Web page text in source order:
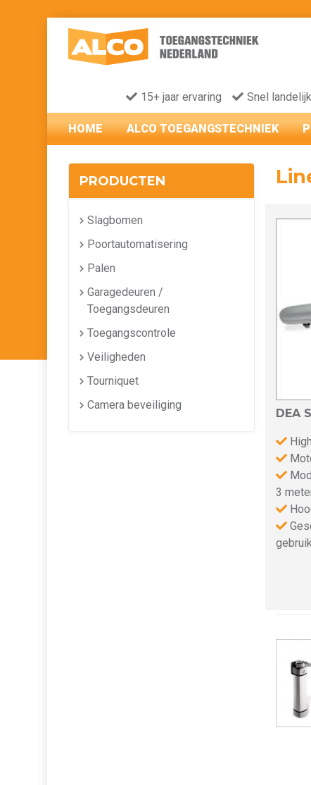
15+ jaar ervaring Snel
HOME ALCO TOEGANGSTECHNIEK
PRODUCTEN
Slagbomen
Poortautomatisering
Palen
Garagedeuren /
Toegangsdeuren
Toegangscontrole
Veiligheden
Tourniquet
Camera beveiliging
DEA
3